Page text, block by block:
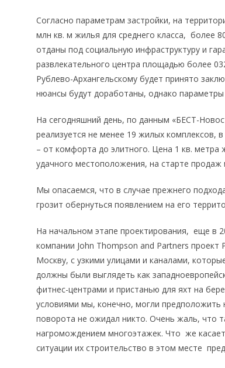
Согласно параметрам застройки, на
млн кв. м жилья для среднего класса, более
отданы под социальную инфраструктуру и
развлекательного центра площадью более
Рублево-Архангельскому будет принято
нюансы будут доработаны, однако
На сегодняшний день, по данным «БЕСТ-
реализуется не менее 19 жилых комплексов,
– от комфорта до элитного. Цена 1 кв. метра
удачного местоположения, на старте
Мы опасаемся, что в случае прежнего
грозит обернуться появлением на его
На начальном этапе проектирования, еще в
компании John Thompson and Partners
Москву, с узкими улицами и каналами,
должны были выглядеть как
фитнес-центрами и пристанью для яхт на
условиями мы, конечно, могли предположить
поворота не ожидал никто. Очень жаль, что
нагромождением многоэтажек. Что же
ситуации их строительство в этом месте